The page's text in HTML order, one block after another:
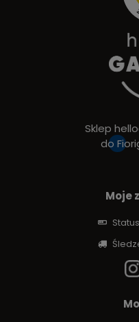
Sklep
do
Moje